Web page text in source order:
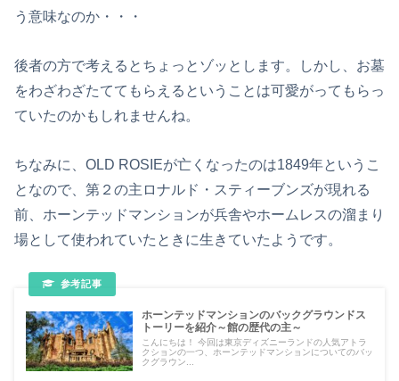
う意味なのか・・・
後者の方で考えるとちょっとゾッとします。しかし、お墓
をわざわざたててもらえるということは可愛がってもらっ
ていたのかもしれませんね。
ちなみに、OLD ROSIEが亡くなったのは1849年というこ
となので、第２の主ロナルド・スティーブンズが現れる
前、ホーンテッドマンションが兵舎やホームレスの溜まり
場として使われていたときに生きていたようです。
ホーンテッドマンションのバックグラウンドス
トーリーを紹介～館の歴代の主～
こんにちは！ 今回は東京ディズニーランドの人気アトラ
クションの一つ、ホーンテッドマンションについてのバッ
クグラウン...